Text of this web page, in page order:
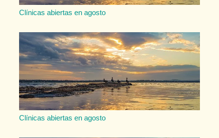
Clínicas abiertas en agosto
Clínicas abiertas en agosto